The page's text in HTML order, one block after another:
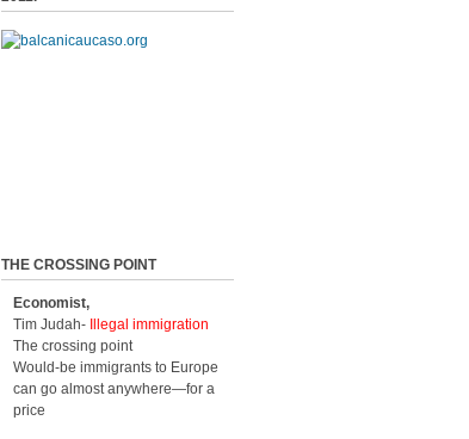
THE CROSSING POINT
Economist,
Tim Judah-
Illegal immigration
The crossing point
Would-be immigrants to Europe
can go almost anywhere—for a
price